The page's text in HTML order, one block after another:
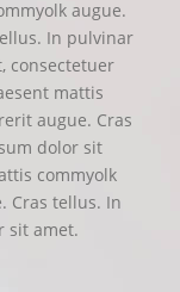
augue.
In pulvinar
consectetuer
mattis
augue. Cras
dolor sit
commyolk
Cras tellus. In
sit amet.